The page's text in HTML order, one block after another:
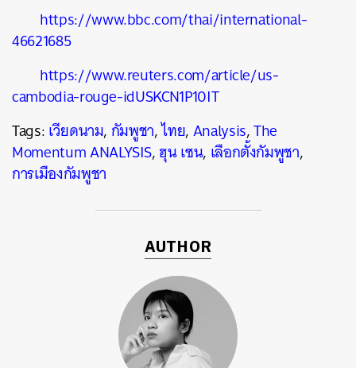
https://www.bbc.com/thai/international-
46621685
https://www.reuters.com/article/us-
cambodia-rouge-idUSKCN1P10IT
Tags:เวียดนาม,กัมพูชา,ไทย,Analysis,The
Momentum ANALYSIS,ฮุน เซน, เลือกตั้งกัมพูชา,
การเมืองกัมพูชา
AUTHOR